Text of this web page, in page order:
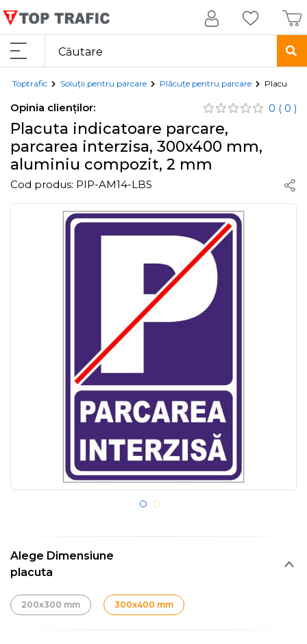
Toptrafic Soluții pentru parcare Plăcuțe pentru parcare Placuta
Opinia clienților: 0 ( 0 )
Placuta indicatoare parcare,
parcarea interzisa, 300x400 mm,
aluminiu compozit, 2 mm
Cod produs: PIP-AM14-LBS
Alege Dimensiune
placuta
200x300 mm 300x400 mm